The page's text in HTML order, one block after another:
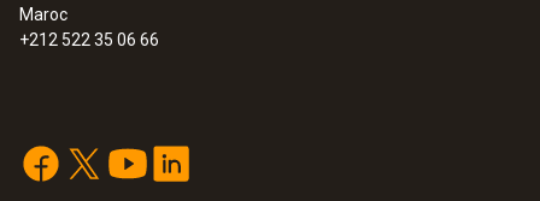
Maroc
+212 522 35 06 66